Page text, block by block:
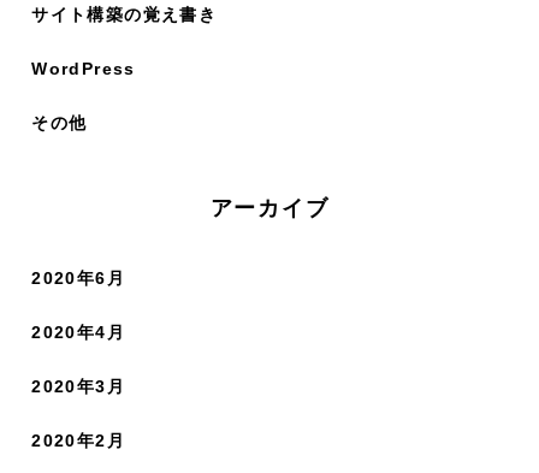
サイト構築の覚え書き
WordPress
その他
アーカイブ
2020年6月
2020年4月
2020年3月
2020年2月